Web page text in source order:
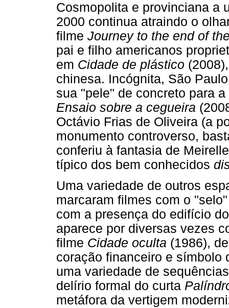
Cosmopolita e provinciana a
2000 continua atraindo o
filme Journey to the end of
pai e filho americanos
em Cidade de plástico
chinesa. Incógnita, São
sua "pele" de concreto para
Ensaio sobre a cegueira
Octávio Frias de Oliveira (a
monumento controverso,
conferiu à fantasia de
típico dos bem conhecidos
Uma variedade de outros
marcaram filmes com o
com a presença do edifício
aparece por diversas vezes
filme Cidade oculta (1986),
coração financeiro e símbolo
uma variedade de
delírio formal do curta
metáfora da vertigem